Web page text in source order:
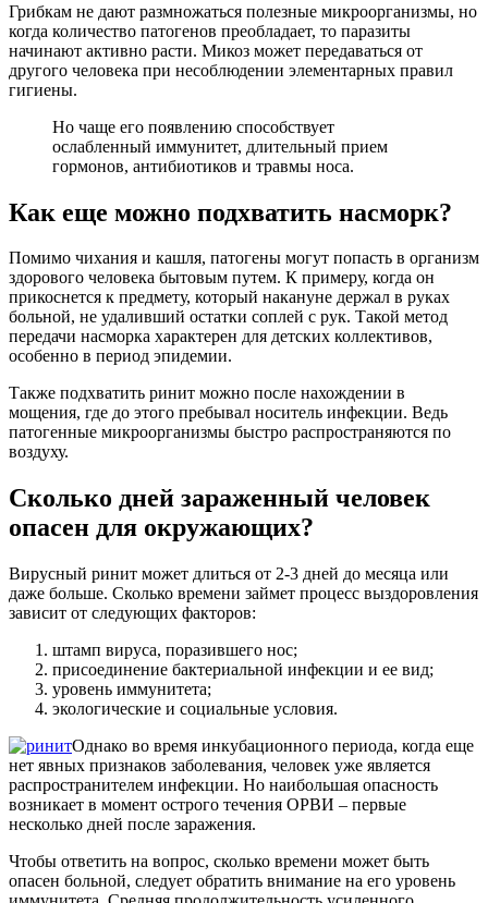
Грибкам не дают размножаться полезные микроорганизмы, но
когда количество патогенов преобладает, то паразиты
начинают активно расти. Микоз может передаваться от
другого человека при несоблюдении элементарных правил
гигиены.
Но чаще его появлению способствует
ослабленный иммунитет, длительный прием
гормонов, антибиотиков и травмы носа.
Как еще можно подхватить насморк?
Помимо чихания и кашля, патогены могут попасть в организм
здорового человека бытовым путем. К примеру, когда он
прикоснется к предмету, который накануне держал в руках
больной, не удаливший остатки соплей с рук. Такой метод
передачи насморка характерен для детских коллективов,
особенно в период эпидемии.
Также подхватить ринит можно после нахождении в
мощения, где до этого пребывал носитель инфекции. Ведь
патогенные микроорганизмы быстро распространяются по
воздуху.
Сколько дней зараженный человек
опасен для окружающих?
Вирусный ринит может длиться от 2-3 дней до месяца или
даже больше. Сколько времени займет процесс выздоровления
зависит от следующих факторов:
штамп вируса, поразившего нос;
присоединение бактериальной инфекции и ее вид;
уровень иммунитета;
экологические и социальные условия.
Однако во время инкубационного периода, когда еще
нет явных признаков заболевания, человек уже является
распространителем инфекции. Но наибольшая опасность
возникает в момент острого течения ОРВИ – первые
несколько дней после заражения.
Чтобы ответить на вопрос, сколько времени может быть
опасен больной, следует обратить внимание на его уровень